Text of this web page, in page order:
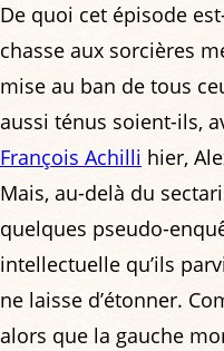
De quoi cet épisode
chasse aux sorcières
mise au ban de tous
aussi ténus soient-ils,
François Achilli hier,
Mais, au-delà du
quelques pseudo-
intellectuelle qu’ils
ne laisse d’étonner.
alors que la gauche